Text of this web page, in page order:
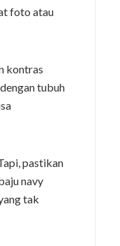
foto atau
kontras
tubuh
pastikan
navy
tak